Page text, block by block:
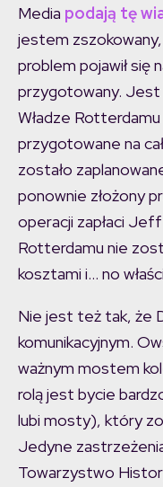
Media podają tę
jestem
problem pojawił się
przygotowany. Jest
Władze Rotterdamu
przygotowane na
zostało
ponownie złożony
operacji zapłaci
Rotterdamu nie
kosztami i… no
Nie jest też tak, że
komunikacyjnym.
ważnym mostem
rolą jest bycie
lubi mosty), który
Jedyne
Towarzystwo